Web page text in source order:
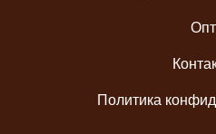
Опт
Политика